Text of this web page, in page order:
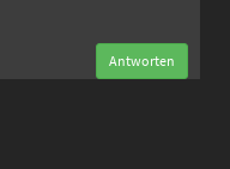
Antworten